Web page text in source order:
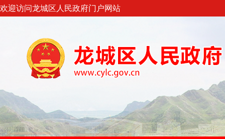
欢迎访问龙城区人民政府门户网站